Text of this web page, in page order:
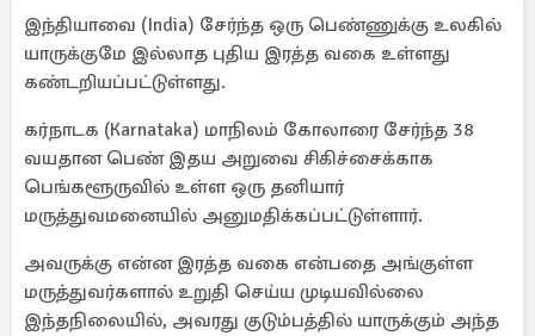
இந்தியாவை (India) சேர்ந்த ஒரு பெண்ணுக்கு உலகில்
யாருக்குமே இல்லாத புதிய இரத்த வகை உள்ளது
கண்டறியப்பட்டுள்ளது.
கர்நாடக (Karnataka) மாநிலம் கோலாரை சேர்ந்த 38
வயதான பெண் இதய அறுவை சிகிச்சைக்காக
பெங்களூருவில் உள்ள ஒரு தனியார்
மருத்துவமனையில் அனுமதிக்கப்பட்டுள்ளார்.
அவருக்கு என்ன இரத்த வகை என்பதை அங்குள்ள
மருத்துவர்களால் உறுதி செய்ய முடியவில்லை
இந்தநிலையில், அவரது குடும்பத்தில் யாருக்கும் அந்த